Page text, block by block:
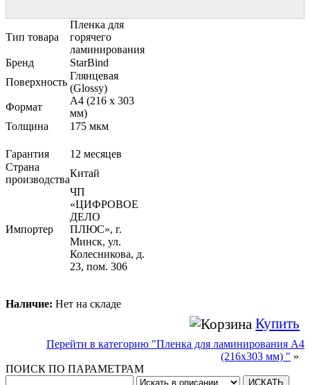
Тип товара
Пленка для
горячего
ламинирования
Бренд
StarBind
Поверхность
Глянцевая
(Glossy)
Формат
A4 (216 x 303
мм)
Толщина
175 мкм
Гарантия
12 месяцев
Страна
производства
Китай
Импортер
ЧП
«ЦИФРОВОЕ
ДЕЛО
ПЛЮС», г.
Минск, ул.
Колесникова, д.
23, пом. 306
Наличие: Нет на складе
Купить
Перейти в категорию "Пленка для ламинирования A4
(216х303 мм) " »
ПОИСК ПО ПАРАМЕТРАМ